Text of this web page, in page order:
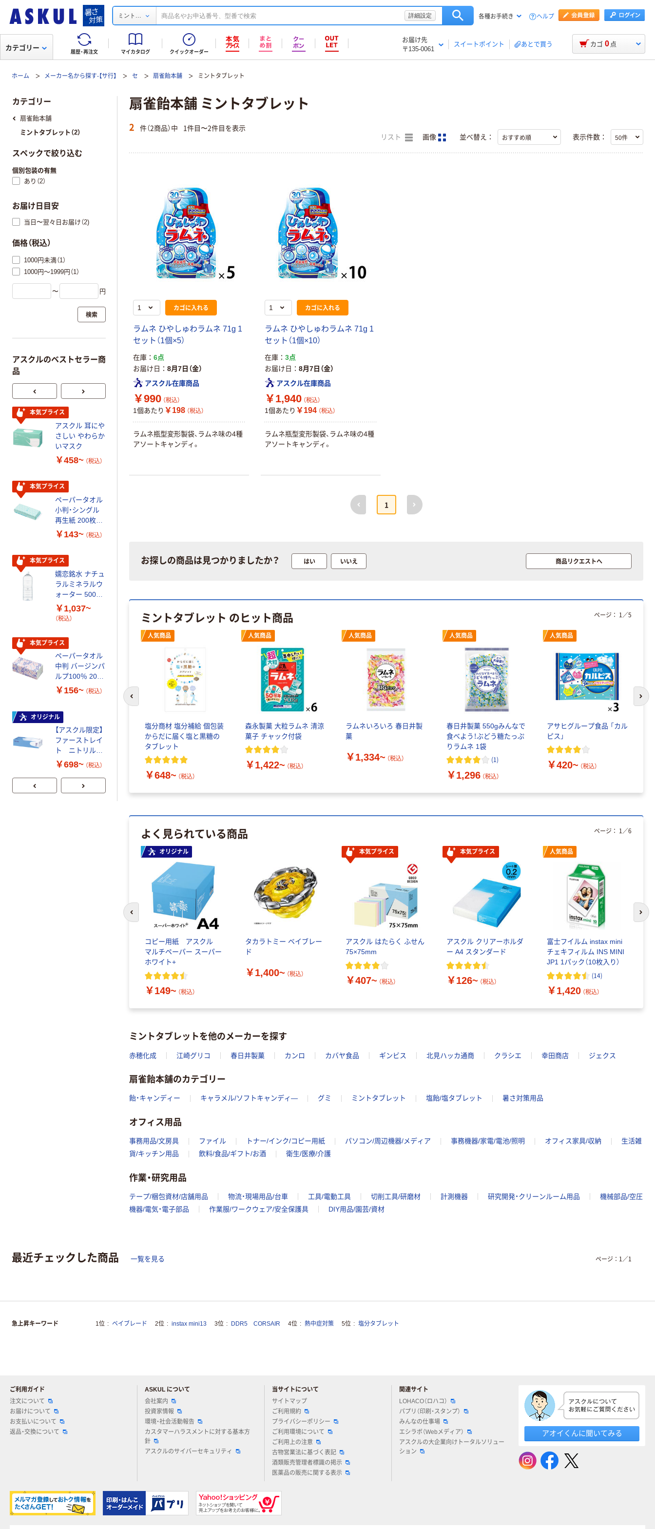
ミント ... 詳細設定 各種お手続き ヘルプ
履歴・再注文 マイカタログ クイックオーダー
お届け先
〒135-0061
スイートポイント あとで買う
カテゴリー カゴ 0 点
ホーム メーカー名から探す-【サ行】 セ 扇雀飴本舗 ミントタブレット
扇雀飴本舗 ミントタブレット
2 件（2商品）中 1件目〜2件目を表示
リスト 画像 並べ替え： 表示件数：
カゴに入れる
ラムネ ひやしゅわラムネ 71g 1
セット（1個×5）
在庫
6点
お届け日
8月7日（金）
アスクル在庫商品
￥990 （税込）
1個あたり ￥198 （税込）
ラムネ瓶型変形製袋、ラムネ味の4種
アソートキャンディ。
カゴに入れる
ラムネ ひやしゅわラムネ 71g 1
セット（1個×10）
在庫
3点
お届け日
8月7日（金）
アスクル在庫商品
￥1,940 （税込）
1個あたり ￥194 （税込）
ラムネ瓶型変形製袋、ラムネ味の4種
アソートキャンディ。
前へ
1
次へ
お探しの商品は見つかりましたか？ はい いいえ 商品リクエストへ
ミントタブレット のヒット商品
人気商品
塩分商材 塩分補給 個包装
からだに届く塩と黒糖の
タブレット
￥648~ （税込）
人気商品
森永製菓 大粒ラムネ 清涼
菓子 チャック付袋
￥1,422~ （税込）
人気商品
ラムネいろいろ 春日井製
菓
￥1,334~ （税込）
人気商品
春日井製菓 550gみんなで
食べよう！ぶどう糖たっぷ
りラムネ 1袋
(1)
￥1,296 （税込）
人気商品
アサヒグループ食品 「カル
ピス」
￥420~ （税込）
ページ： 1 ／5
次
よく見られている商品
オリジナル
コピー用紙 アスクル
マルチペーパー スーパー
ホワイト+
￥149~ （税込）
タカラトミー ベイブレー
ド
￥1,400~ （税込）
本気プライス
アスクル はたらく ふせん
75×75mm
￥407~ （税込）
本気プライス
アスクル クリアーホルダ
ー A4 スタンダード
￥126~ （税込）
人気商品
富士フイルム instax mini
チェキフィルム INS MINI
JP1 1パック（10枚入り）
(14)
￥1,420 （税込）
ページ： 1 ／6
前のスライドへ 次
ミントタブレットを他のメーカーを探す
赤穂化成 江崎グリコ 春日井製菓 カンロ カバヤ食品 ギンビス 北見ハッカ通商 クラシエ 幸田商店 ジェクス
扇雀飴本舗のカテゴリー
飴・キャンディー キャラメル/ソフトキャンディ― グミ ミントタブレット 塩飴/塩タブレット 暑さ対策用品
オフィス用品
事務用品/文房具 ファイル トナー/インク/コピー用紙 パソコン/周辺機器/メディア 事務機器/家電/電池/照明 オフィス家具/収納
生活雑
貨/キッチン用品
飲料/食品/ギフト/お酒 衛生/医療/介護
作業・研究用品
テープ/梱包資材/店舗用品 物流・現場用品/台車 工具/電動工具 切削工具/研磨材 計測機器 研究開発・クリーンルーム用品
機械部品/空圧
機器/電気・電子部品
作業服/ワークウェア/安全保護具 DIY用品/園芸/資材
カテゴリー
扇雀飴本舗
ミントタブレット（2）
スペックで絞り込む
個別包装の有無
あり（2）
お届け日目安
当日〜翌々日お届け（2)
価格（税込）
1000円未満（1）
1000円～1999円（1）
〜 円
検索
アスクルのベストセラー商
品
本気プライス
アスクル 耳にや
さしい やわらか
いマスク
￥458~ （税込）
本気プライス
ペーパータオル
小判・シングル
再生紙 200枚
FSC認証紙 アス
￥143~ （税込）
本気プライス
嬬恋銘水 ナチュ
ラルミネラルウ
ォーター 500ml
キャップシール
付き／2Lラベル
￥1,037~
（税込）
本気プライス
ペーパータオル
中判 バージンパ
ルプ100％ 200
枚入 PEFC認証
￥156~ （税込）
オリジナル
【アスクル限定】
ファーストレイ
ト ニトリルグ
ローブ ホワイ
ウダーフリー）
￥698~ （税込）
本気プライス
ト ホワイト紙コ
ップ
本気プライス
ナルティッシュ
PEFC認証
オリジナル
ファーストレイ
ト ニトリルグ
ローブ ブル
ー 粉なし（パ
ウダーフリー）
￥698~ （税込）
サントリー 天然
水 ミネラルウォ
ーター ペットボ
￥686~
スチックグロー
ブ 薄手 粉な
さしい やわらか
小判・シングル
本気プライス
本気プライス
ペーパータオル
中判 バージンパ
ルプ100％ 200
枚入 PEFC認証
シングル アスク
ルオリジナル
￥156~ （税込）
【アスクル限定】
ローブ ホワイ
最近チェックした商品 一覧を見る ページ： 1 ／1
急上昇キーワード 1位 ベイブレード 2位 instax mini13 3位 DDR5 CORSAIR 4位 熱中症対策 5位 塩分タブレット
ご利用ガイド
注文について
お届けについて
お支払いについて
返品・交換について
ASKUL について
会社案内
投資家情報
環境・社会活動報告
カスタマーハラスメントに対する基本方
針
アスクルのサイバーセキュリティ
当サイトについて
サイトマップ
ご利用規約
プライバシーポリシー
ご利用環境について
ご利用上の注意
古物営業法に基づく表記
酒類販売管理者標識の掲示
医薬品の販売に関する表示
関連サイト
LOHACO（ロハコ）
パプリ（印刷・スタンプ）
みんなの仕事場
エシラボ（Webメディア）
アスクルの大企業向けトータルソリュー
ション
アオイくんに聞いてみる